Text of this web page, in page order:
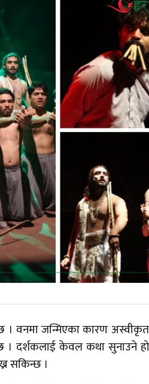
। वनमा जन्मिएका कारण
दर्शकलाई केवल कथा सुनाउने
सकिन्छ ।